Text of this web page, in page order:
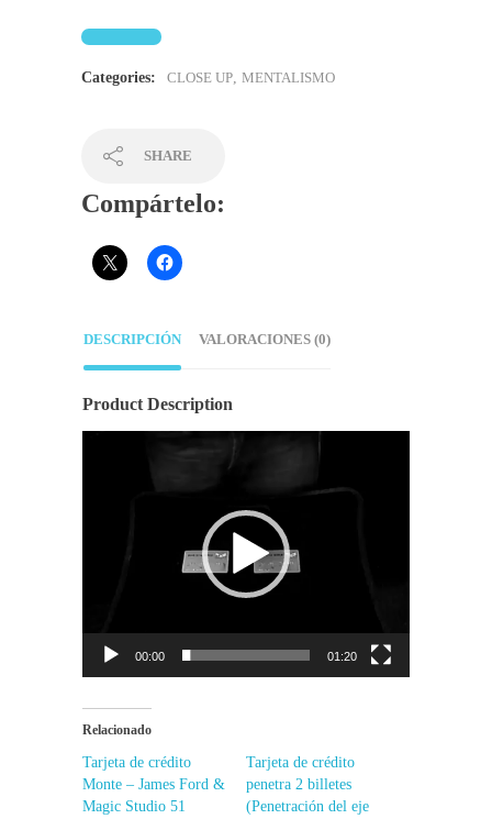
Categories: CLOSE UP MENTALISMO
SHARE
Compártelo:
DESCRIPCIÓN VALORACIONES (0)
Product Description
00:00 01:20
Relacionado
Tarjeta de crédito
Monte – James Ford &
Magic Studio 51
Tarjeta de crédito
penetra 2 billetes
(Penetración del eje